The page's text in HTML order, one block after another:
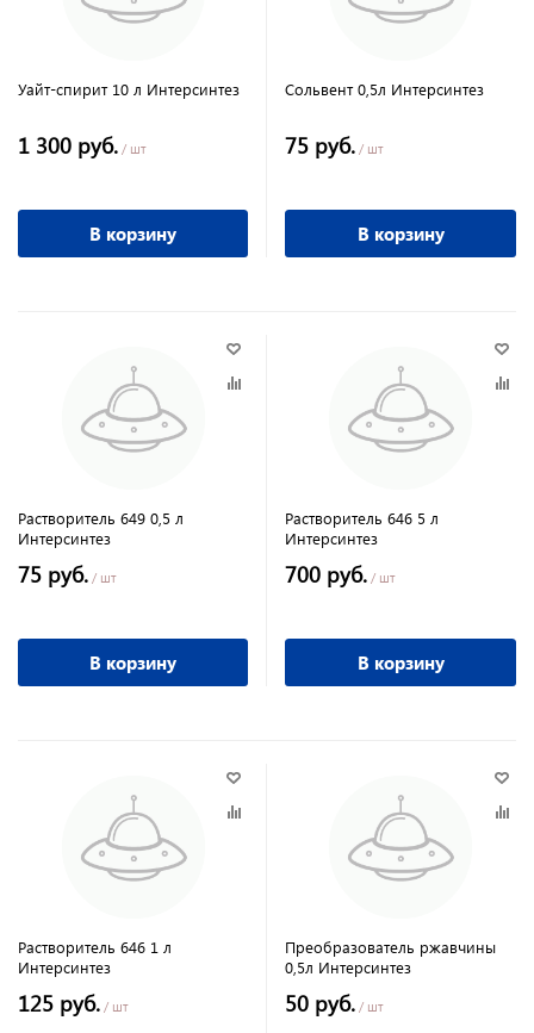
Уайт-спирит 10 л Интерсинтез
1 300 руб. / шт
В корзину
Сольвент 0,5л Интерсинтез
75 руб. / шт
В корзину
Растворитель 649 0,5 л
Интерсинтез
75 руб. / шт
В корзину
Растворитель 646 5 л
Интерсинтез
700 руб. / шт
В корзину
Растворитель 646 1 л
Интерсинтез
125 руб. / шт
Преобразователь ржавчины
0,5л Интерсинтез
50 руб. / шт